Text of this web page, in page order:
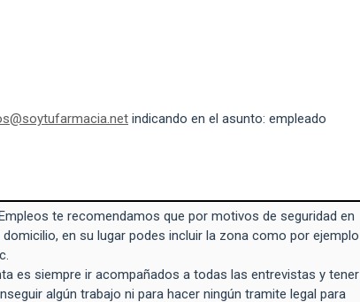
indicando en el asunto: empleado
te recomendamos que por motivos de seguridad en
en su lugar podes incluir la zona como por ejemplo
es siempre ir acompañados a todas las entrevistas y tener
algún trabajo ni para hacer ningún tramite legal para